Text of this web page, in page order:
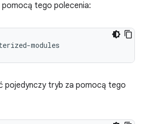
pomocą tego polecenia:
pojedynczy tryb za pomocą tego